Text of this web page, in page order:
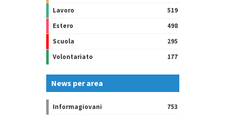
decisivo per il futuro
dell’Unione Europea
Martedì 14 maggio – 17:00
Lavoro
519
Estero
498
Scuola
295
Volontariato
177
News per area
Informagiovani 753